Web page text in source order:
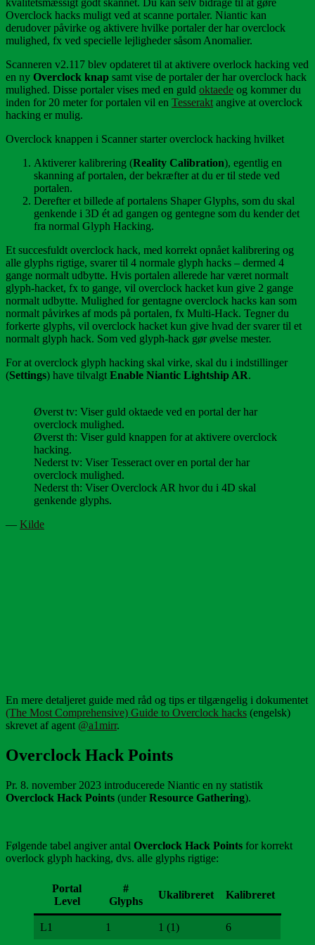
Overclock hacks muligt ved at scanne portaler. Niantic kan
derudover påvirke og aktivere hvilke portaler der har overclock
mulighed, fx ved specielle lejligheder såsom Anomalier.
Scanneren v2.117 blev opdateret til at aktivere overlock hacking ved
en ny Overclock knap samt vise de portaler der har overclock hack
mulighed. Disse portaler vises med en guld oktaede og kommer du
inden for 20 meter for portalen vil en Tesserakt angive at overclock
hacking er mulig.
Overclock knappen i Scanner starter overclock hacking hvilket
Aktiverer kalibrering (Reality Calibration), egentlig en
skanning af portalen, der bekræfter at du er til stede ved
portalen.
Derefter et billede af portalens Shaper Glyphs, som du skal
genkende i 3D ét ad gangen og gentegne som du kender det
fra normal Glyph Hacking.
Et succesfuldt overclock hack, med korrekt opnået kalibrering og
alle glyphs rigtige, svarer til 4 normale glyph hacks – dermed 4
gange normalt udbytte. Hvis portalen allerede har været normalt
glyph-hacket, fx to gange, vil overclock hacket kun give 2 gange
normalt udbytte. Mulighed for gentagne overclock hacks kan som
normalt påvirkes af mods på portalen, fx Multi-Hack. Tegner du
forkerte glyphs, vil overclock hacket kun give hvad der svarer til et
normalt glyph hack. Som ved glyph-hack gør øvelse mester.
For at overclock glyph hacking skal virke, skal du i indstillinger
(Settings) have tilvalgt Enable Niantic Lightship AR.
Øverst tv: Viser guld oktaede ved en portal der har
overclock mulighed.
Øverst th: Viser guld knappen for at aktivere overclock
hacking.
Nederst tv: Viser Tesseract over en portal der har
overclock mulighed.
Nederst th: Viser Overclock AR hvor du i 4D skal
genkende glyphs.
— Kilde
En mere detaljeret guide med råd og tips er tilgængelig i dokumentet
(The Most Comprehensive) Guide to Overclock hacks (engelsk)
skrevet af agent @a1mirr.
Overclock Hack Points
Pr. 8. november 2023 introducerede Niantic en ny statistik
Overclock Hack Points (underResource Gathering).
Følgende tabel angiver antal Overclock Hack Points for korrekt
overlock glyph hacking, dvs. alle glyphs rigtige:
Portal
Level
#
Glyphs
Ukalibreret Kalibreret
L1 1 1 (1) 6